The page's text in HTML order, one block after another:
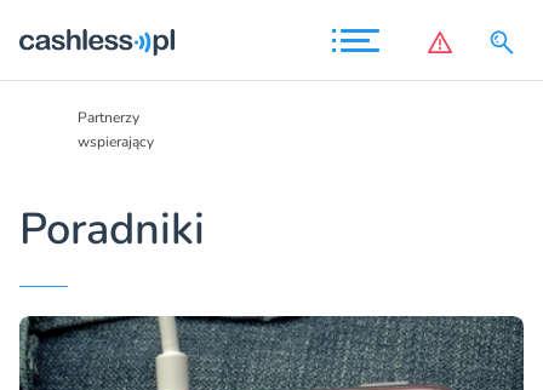
Partnerzy
wspierający
Poradniki